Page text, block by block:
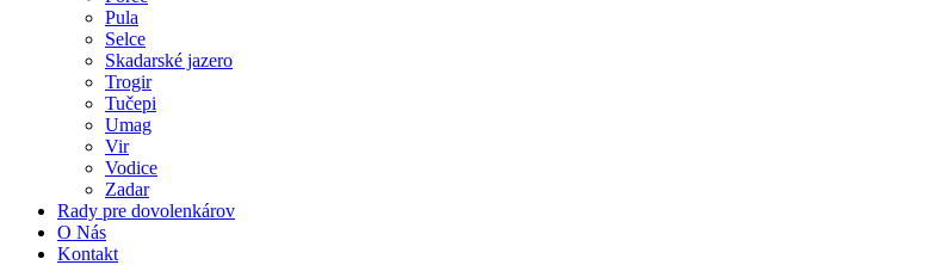
Pula
Selce
Skadarské jazero
Trogir
Tučepi
Umag
Vir
Vodice
Zadar
Rady pre dovolenkárov
O Nás
Kontakt